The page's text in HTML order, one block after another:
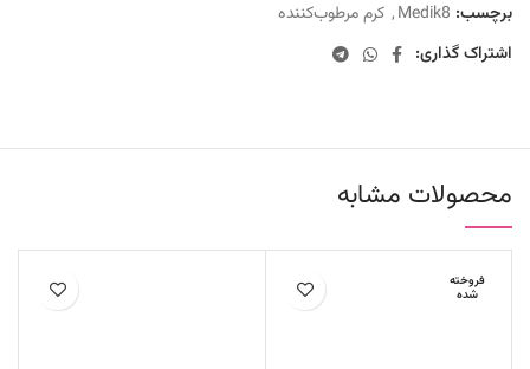
برچسب: Medik8
, کرم مرطوب‌کننده
اشتراک گذاری:
محصولات مشابه
فروخته
شده